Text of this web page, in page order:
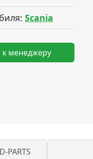
Scania
менеджеру
PARTS